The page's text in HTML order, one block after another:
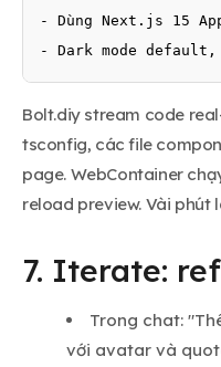
- Dùng Next.js 15
- Dark mode
Bolt.diy stream code
tsconfig, các file
page. WebContainer
reload preview. Vài phút
7. Iterate:
Trong chat:
với avatar và